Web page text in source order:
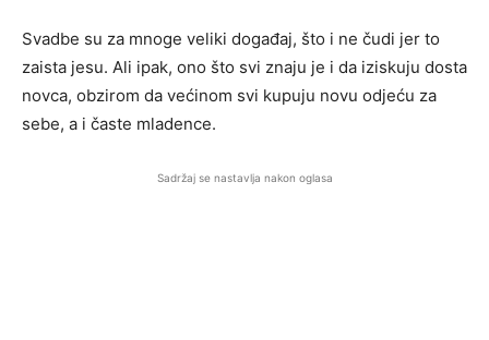
Svadbe su za mnoge veliki događaj, što i ne čudi jer to
zaista jesu. Ali ipak, ono što svi znaju je i da iziskuju dosta
novca, obzirom da većinom svi kupuju novu odjeću za
sebe, a i časte mladence.
Sadržaj se nastavlja nakon oglasa